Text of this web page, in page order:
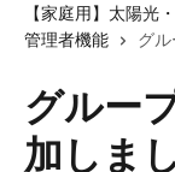
【家庭用】太陽光
管理者機能
グ
グルー
加しま